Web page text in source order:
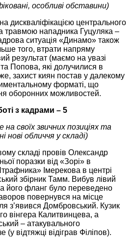
особливі обставини)
дискваліфікацією центрального
травмою нападника Гуцуляка –
ситуація «Динамо» також
того, втрати напряму
результат (маємо на увазі
Попова, які долучилися в
захист киян постав у далекому
форматі, що
оборонних можливостей.
з кадрами – 5
на своїх звичних позиціях та
нові обличчя у складі)
складі провів Олександр
поразки від «Зорі» в
Імерекова в центрі
збірник Тамм. Вибув лівий
його фланг було переведено
повернувся на місце
з’явився Домбровський. Кузик
вінгера Калитвинцева, а
– атакувального
(у відтяжці відіграв Філіпов).